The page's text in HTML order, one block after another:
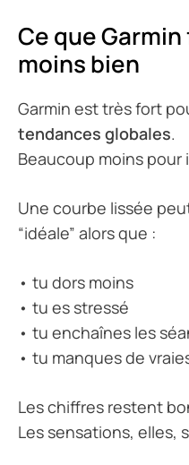
Ce que
moins bien
Garmin est très fort
tendances globales.
Beaucoup moins
Une courbe lissée
“idéale” alors que :
• tu dors moins
• tu es stressé
• tu enchaînes les
• tu manques de
Les chiffres restent
Les sensations, elles,